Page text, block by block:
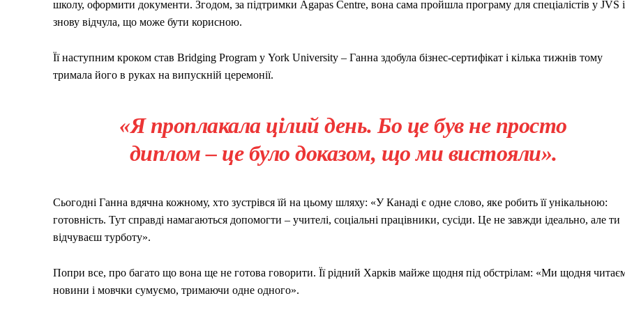
школу, оформити документи. Згодом, за підтримки Agapas Centre, вона сама пройшла програму для спеціалістів у JVS і
знову відчула, що може бути корисною.
Її наступним кроком став Bridging Program у York University – Ганна здобула бізнес-сертифікат і кілька тижнів тому
тримала його в руках на випускній церемонії.
«Я проплакала цілий день. Бо це був не просто
диплом – це було доказом, що ми вистояли».
Сьогодні Ганна вдячна кожному, хто зустрівся їй на цьому шляху: «У Канаді є одне слово, яке робить її унікальною:
готовність. Тут справді намагаються допомогти – учителі, соціальні працівники, сусіди. Це не завжди ідеально, але ти
відчуваєш турботу».
Попри все, про багато що вона ще не готова говорити. Її рідний Харків майже щодня під обстрілам: «Ми щодня
новини і мовчки сумуємо, тримаючи одне одного».